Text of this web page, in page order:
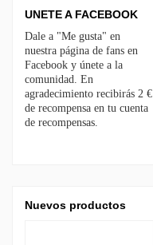
UNETE A FACEBOOK
Dale a "Me gusta" en
nuestra página de fans en
Facebook y únete a la
comunidad. En
agradecimiento recibirás 2 €
de recompensa en tu cuenta
de recompensas.
Nuevos productos